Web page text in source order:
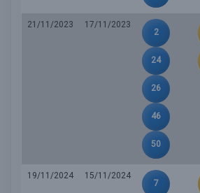
21/11/2023
17/11/2023
2
24
26
46
50
19/11/2024
15/11/2024
7